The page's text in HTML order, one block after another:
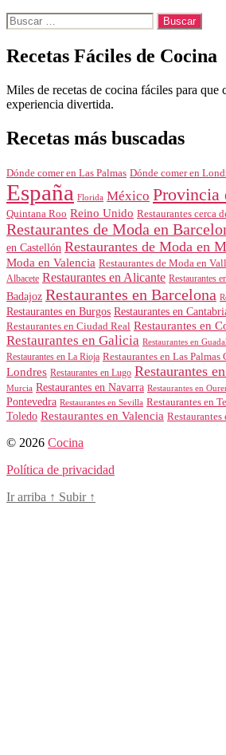
Buscar:
Recetas Fáciles de Cocina
Miles de recetas de cocina fáciles para que
experiencia divertida.
Recetas más buscadas
Dónde comer en Las Palmas Dónde comer en
España Florida México Provincia
Quintana Roo Reino Unido Restaurantes cerca
Restaurantes de Moda en
en Castellón Restaurantes de Moda en
Moda en Valencia Restaurantes de Moda en
Albacete Restaurantes en Alicante Restaurantes
Badajoz Restaurantes en Barcelona
Restaurantes en Burgos Restaurantes en
Restaurantes en Ciudad Real Restaurantes en
Restaurantes en Galicia Restaurantes en
Restaurantes en La Rioja Restaurantes en Las Palmas
Londres Restaurantes en Lugo Restaurantes
Murcia Restaurantes en Navarra Restaurantes en
Pontevedra Restaurantes en Sevilla Restaurantes en
Toledo Restaurantes en Valencia
© 2026 Cocina
Política de privacidad
Ir arriba ↑ Subir ↑